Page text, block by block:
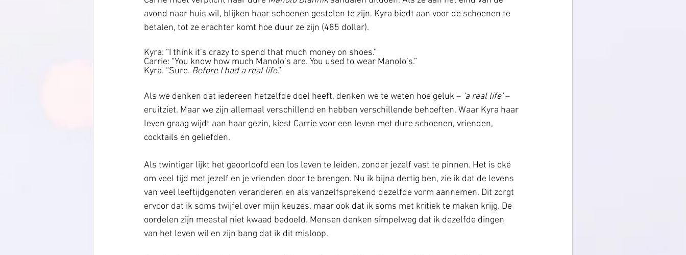
avond naar huis wil, blijken haar schoenen gestolen te zijn. Kyra biedt aan voor de schoenen te
betalen, tot ze erachter komt hoe duur ze zijn (485 dollar).
Kyra: “I think it’s crazy to spend that much money on shoes.”
Carrie: “You know how much Manolo’s are. You used to wear Manolo’s.”
Kyra. “Sure. Before I had a real life.”
Als we denken dat iedereen hetzelfde doel heeft, denken we te weten hoe geluk – ‘a real life’ –
eruitziet. Maar we zijn allemaal verschillend en hebben verschillende behoeften. Waar Kyra haar
leven graag wijdt aan haar gezin, kiest Carrie voor een leven met dure schoenen, vrienden,
cocktails en geliefden.
Als twintiger lijkt het geoorloofd een los leven te leiden, zonder jezelf vast te pinnen. Het is oké
om veel tijd met jezelf en je vrienden door te brengen. Nu ik bijna dertig ben, zie ik dat de levens
van veel leeftijdgenoten veranderen en als vanzelfsprekend dezelfde vorm aannemen. Dit zorgt
ervoor dat ik soms twijfel over mijn keuzes, maar ook dat ik soms met kritiek te maken krijg. De
oordelen zijn meestal niet kwaad bedoeld. Mensen denken simpelweg dat ik dezelfde dingen
van het leven wil en zijn bang dat ik dit misloop.